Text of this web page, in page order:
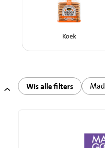
Koek
Wis alle filters